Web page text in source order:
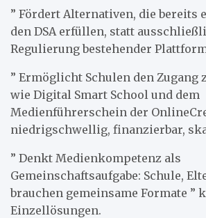
” Fördert Alternativen, die bereits
den DSA erfüllen, statt
Regulierung bestehender
” Ermöglicht Schulen den Zugang
wie Digital Smart School und dem
Medienführerschein der
niedrigschwellig, finanzierbar,
” Denkt Medienkompetenz als
Gemeinschaftsaufgabe: Schule,
brauchen gemeinsame Formate ”
Einzellösungen.